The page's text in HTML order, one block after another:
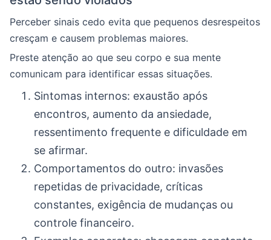
Perceber sinais cedo evita que pequenos desrespeitos
cresçam e causem problemas maiores.
Preste atenção ao que seu corpo e sua mente
comunicam para identificar essas situações.
Sintomas internos: exaustão após
encontros, aumento da ansiedade,
ressentimento frequente e dificuldade em
se afirmar.
Comportamentos do outro: invasões
repetidas de privacidade, críticas
constantes, exigência de mudanças ou
controle financeiro.